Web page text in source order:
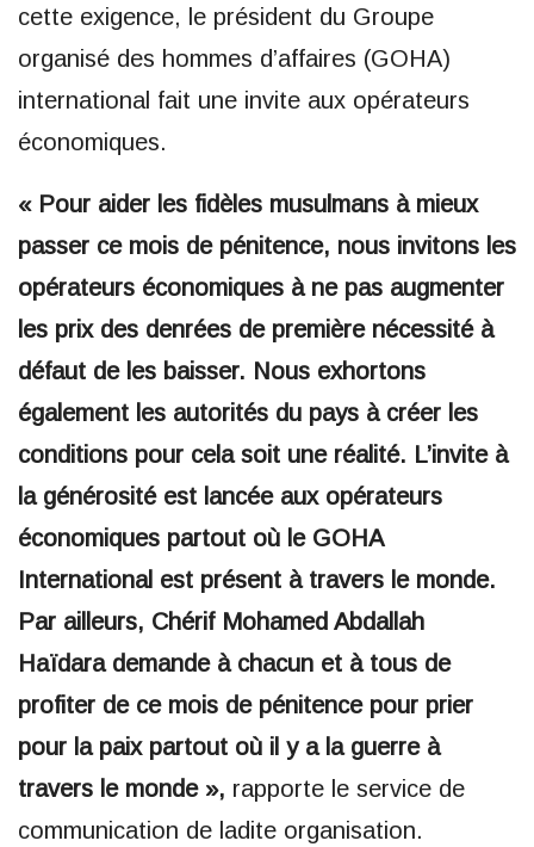
cette exigence, le président du Groupe
organisé des hommes d’affaires (GOHA)
international fait une invite aux opérateurs
économiques.
« Pour aider les fidèles musulmans à mieux
passer ce mois de pénitence, nous invitons les
opérateurs économiques à ne pas augmenter
les prix des denrées de première nécessité à
défaut de les baisser. Nous exhortons
également les autorités du pays à créer les
conditions pour cela soit une réalité. L’invite à
la générosité est lancée aux opérateurs
économiques partout où le GOHA
International est présent à travers le monde.
Par ailleurs, Chérif Mohamed Abdallah
Haïdara demande à chacun et à tous de
profiter de ce mois de pénitence pour prier
pour la paix partout où il y a la guerre à
travers le monde », rapporte le service de
communication de ladite organisation.